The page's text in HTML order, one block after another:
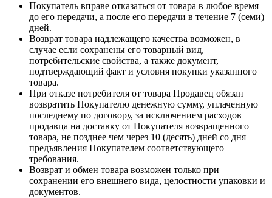
Покупатель вправе отказаться от товара в любое время
до его передачи, а после его передачи в течение 7 (семи)
дней.
Возврат товара надлежащего качества возможен, в
случае если сохранены его товарный вид,
потребительские свойства, а также документ,
подтверждающий факт и условия покупки указанного
товара.
При отказе потребителя от товара Продавец обязан
возвратить Покупателю денежную сумму, уплаченную
последнему по договору, за исключением расходов
продавца на доставку от Покупателя возвращенного
товара, не позднее чем через 10 (десять) дней со дня
предъявления Покупателем соответствующего
требования.
Возврат и обмен товара возможен только при
сохранении его внешнего вида, целостности упаковки и
документов.